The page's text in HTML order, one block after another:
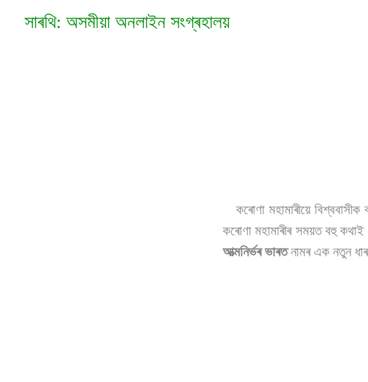
সাৰথি: অসমীয়া অনলাইন সংগ্ৰহালয়
কৰোণা মহামাৰীয়ে
কৰোণা মহামাৰীৰ সময়ত বহু
আত্মনিৰ্ভৰ ভাৰতনামৰ এক নতুন